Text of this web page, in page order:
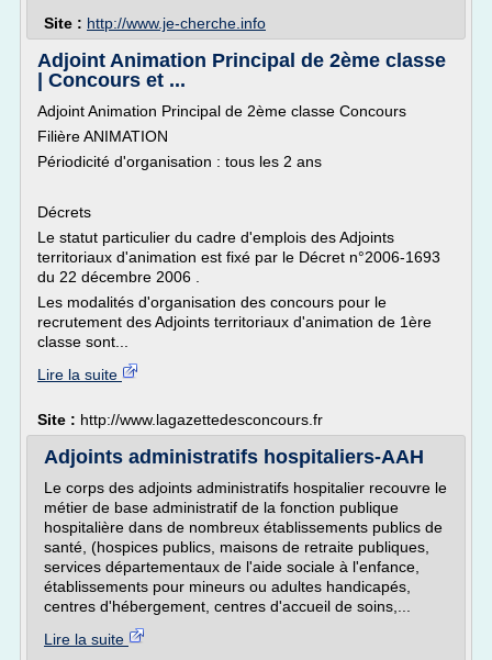
Site : http://www.je-cherche.info
Adjoint Animation Principal de 2ème classe
| Concours et ...
Adjoint Animation Principal de 2ème classe Concours
Filière ANIMATION
Périodicité d'organisation : tous les 2 ans
Décrets
Le statut particulier du cadre d'emplois des Adjoints
territoriaux d'animation est fixé par le Décret n°2006-1693
du 22 décembre 2006 .
Les modalités d'organisation des concours pour le
recrutement des Adjoints territoriaux d'animation de 1ère
classe sont...
Lire la suite
Site : http://www.lagazettedesconcours.fr
Adjoints administratifs hospitaliers-AAH
Le corps des adjoints administratifs hospitalier recouvre le
métier de base administratif de la fonction publique
hospitalière dans de nombreux établissements publics de
santé, (hospices publics, maisons de retraite publiques,
services départementaux de l'aide sociale à l'enfance,
établissements pour mineurs ou adultes handicapés,
centres d'hébergement, centres d'accueil de soins,...
Lire la suite